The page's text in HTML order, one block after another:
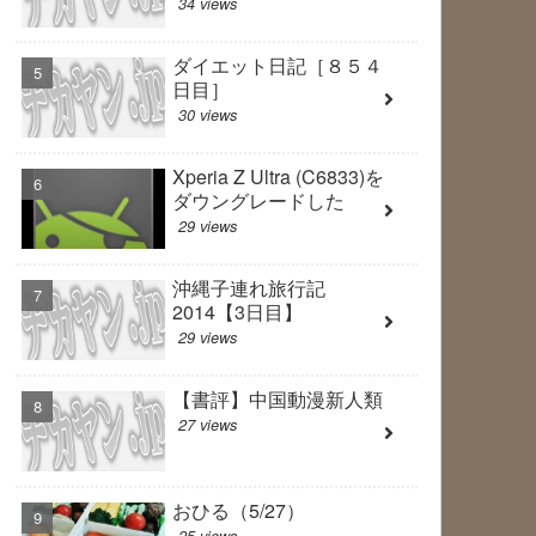
ダイエット日記［８５４
日目］
30 views
Xperia Z Ultra (C6833)を
ダウングレードした
29 views
沖縄子連れ旅行記
2014【3日目】
29 views
【書評】中国動漫新人類
27 views
おひる（5/27）